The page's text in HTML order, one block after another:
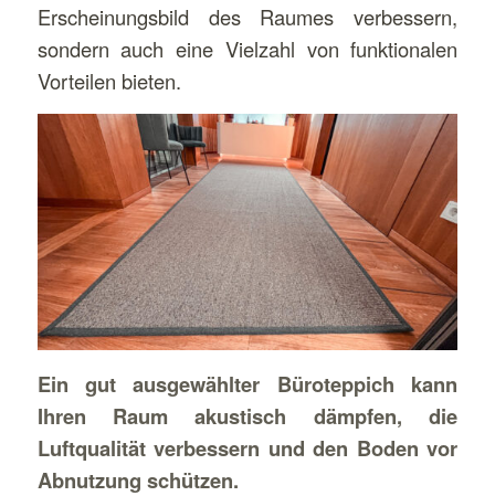
Erscheinungsbild des Raumes verbessern,
sondern auch eine Vielzahl von funktionalen
Vorteilen bieten.
Ein gut ausgewählter Büroteppich kann
Ihren Raum akustisch dämpfen, die
Luftqualität verbessern und den Boden vor
Abnutzung schützen.